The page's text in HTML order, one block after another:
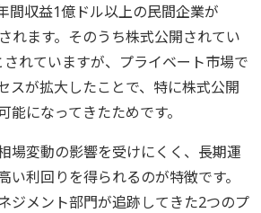
間収益1億ドル以上の民間企業が
れます。そのうち株式公開されてい
れていますが、プライベート市場で
スが拡大したことで、特に株式公開
になってきたためです。
場変動の影響を受けにくく、長期運
い利回りを得られるのが特徴です。
ジメント部門が追跡してきた2つのプ